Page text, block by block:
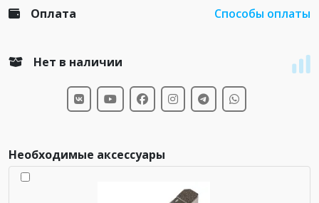
Оплата Способы оплаты
Нет в наличии
Необходимые аксессуары